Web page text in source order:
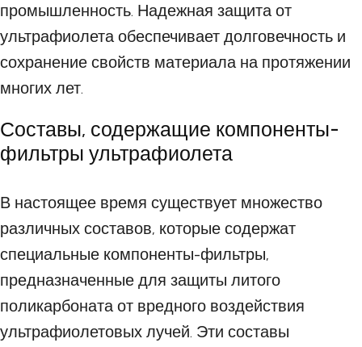
промышленность. Надежная защита от
ультрафиолета обеспечивает долговечность и
сохранение свойств материала на протяжении
многих лет.
Составы, содержащие компоненты-
фильтры ультрафиолета
В настоящее время существует множество
различных составов, которые содержат
специальные компоненты-фильтры,
предназначенные для защиты литого
поликарбоната от вредного воздействия
ультрафиолетовых лучей. Эти составы